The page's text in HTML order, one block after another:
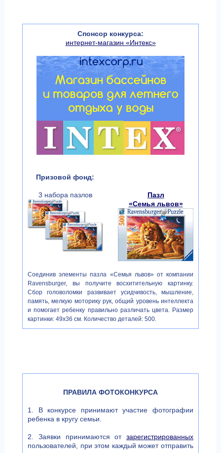
Спонсор конкурса:
интернет-магазин «Интекс»
Призовой фонд:
3 набора пазлов
Пазл
«Семья львов»
Соединив элементы пазла «Семья львов» от компании
Ravensburger, вы получите восхитительную картинку.
Сбор головоломки развивает усидчивость, мышление,
память, мелкую моторику рук, общий уровень интеллекта
и помогает ребенку правильно различать цвета. Размер
картинки: 49х36 см. Количество деталей: 500.
ПРАВИЛА ФОТОКОНКУРСА
1. В конкурсе принимают участие фотографии
ребенка в кругу семьи.
2. Заявки принимаются отзарегистрированных
пользователей, при этом каждый может отправить